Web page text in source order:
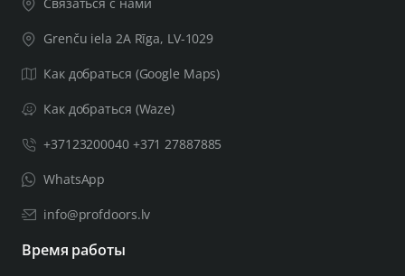
Grenču iela 2A Rīga, LV-1029
Как добраться (Google Maps)
Как добраться (Waze)
+37123200040 +371 27887885
WhatsApp
info@profdoors.lv
Время работы